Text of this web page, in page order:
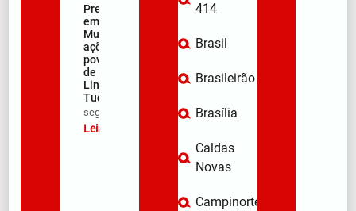
Prefeitura
em Ação:
Mutirão de
ações nos
povoados
de Quebra
Linha e Faz
Tudo
seg/08/2026
Leia mais »
414
Brasil
Brasileirão
Brasília
Caldas
Novas
Campinorte